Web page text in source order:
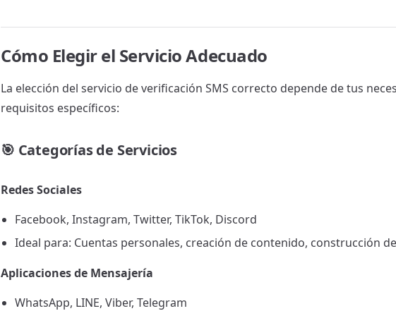
Cómo Elegir el Servicio Adecuado
La elección del servicio de verificación SMS correcto depende de tus
requisitos específicos:
🎯 Categorías de Servicios
Redes Sociales
Facebook, Instagram, Twitter, TikTok, Discord
Ideal para: Cuentas personales, creación de contenido, construcción
Aplicaciones de Mensajería
WhatsApp, LINE, Viber, Telegram